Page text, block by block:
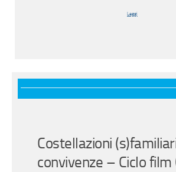
Leggi
Costellazioni
convivenze – Ciclo film